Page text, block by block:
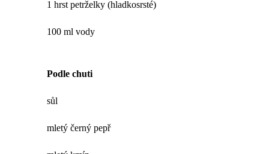
1 hrst petrželky (hladkosrsté)
100 ml vody
Podle chuti
sůl
mletý černý pepř